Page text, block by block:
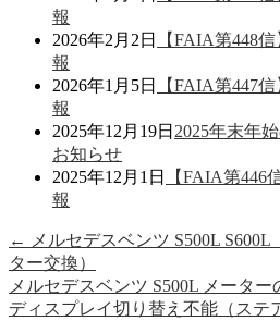
報
2026年2月2日
【FAIA第448
報
2026年1月5日
【FAIA第447
報
2025年12月19日 2025年末年
お知らせ
2025年12月1日
【FAIA第446
報
←
メルセデスベンツ S500L
ター交換）
メルセデスベンツ S500L メータ
ディスプレイ切り替え不能（ステ